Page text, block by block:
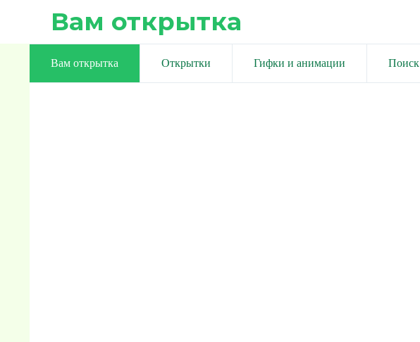
Вам открытка
Вам открытка Открытки Гифки и анимации Поиск